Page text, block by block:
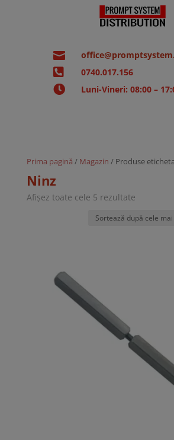

 0740.017.156
 Luni-Vineri: 08:00 –
Prima pagină / Magazin / Produse
Ninz
Afișez toate cele 5 rezultateSortat
cele
mai